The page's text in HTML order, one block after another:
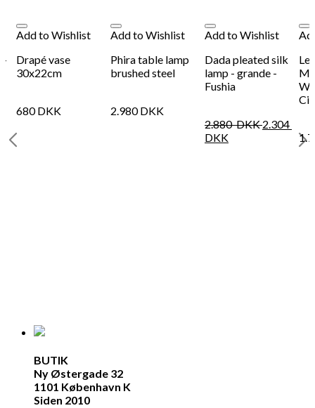
-
Add to Wishlist
Drapé vase
30x22cm
680DKK
Add to Wishlist
Phira table lamp
brushed steel
2.980DKK
Add to Wishlist
Dada pleated silk
lamp - grande -
Fushia
2.880DKK 2.304
DKK
Le
BUTIK
Ny Østergade 32
1101 København K
Siden 2010